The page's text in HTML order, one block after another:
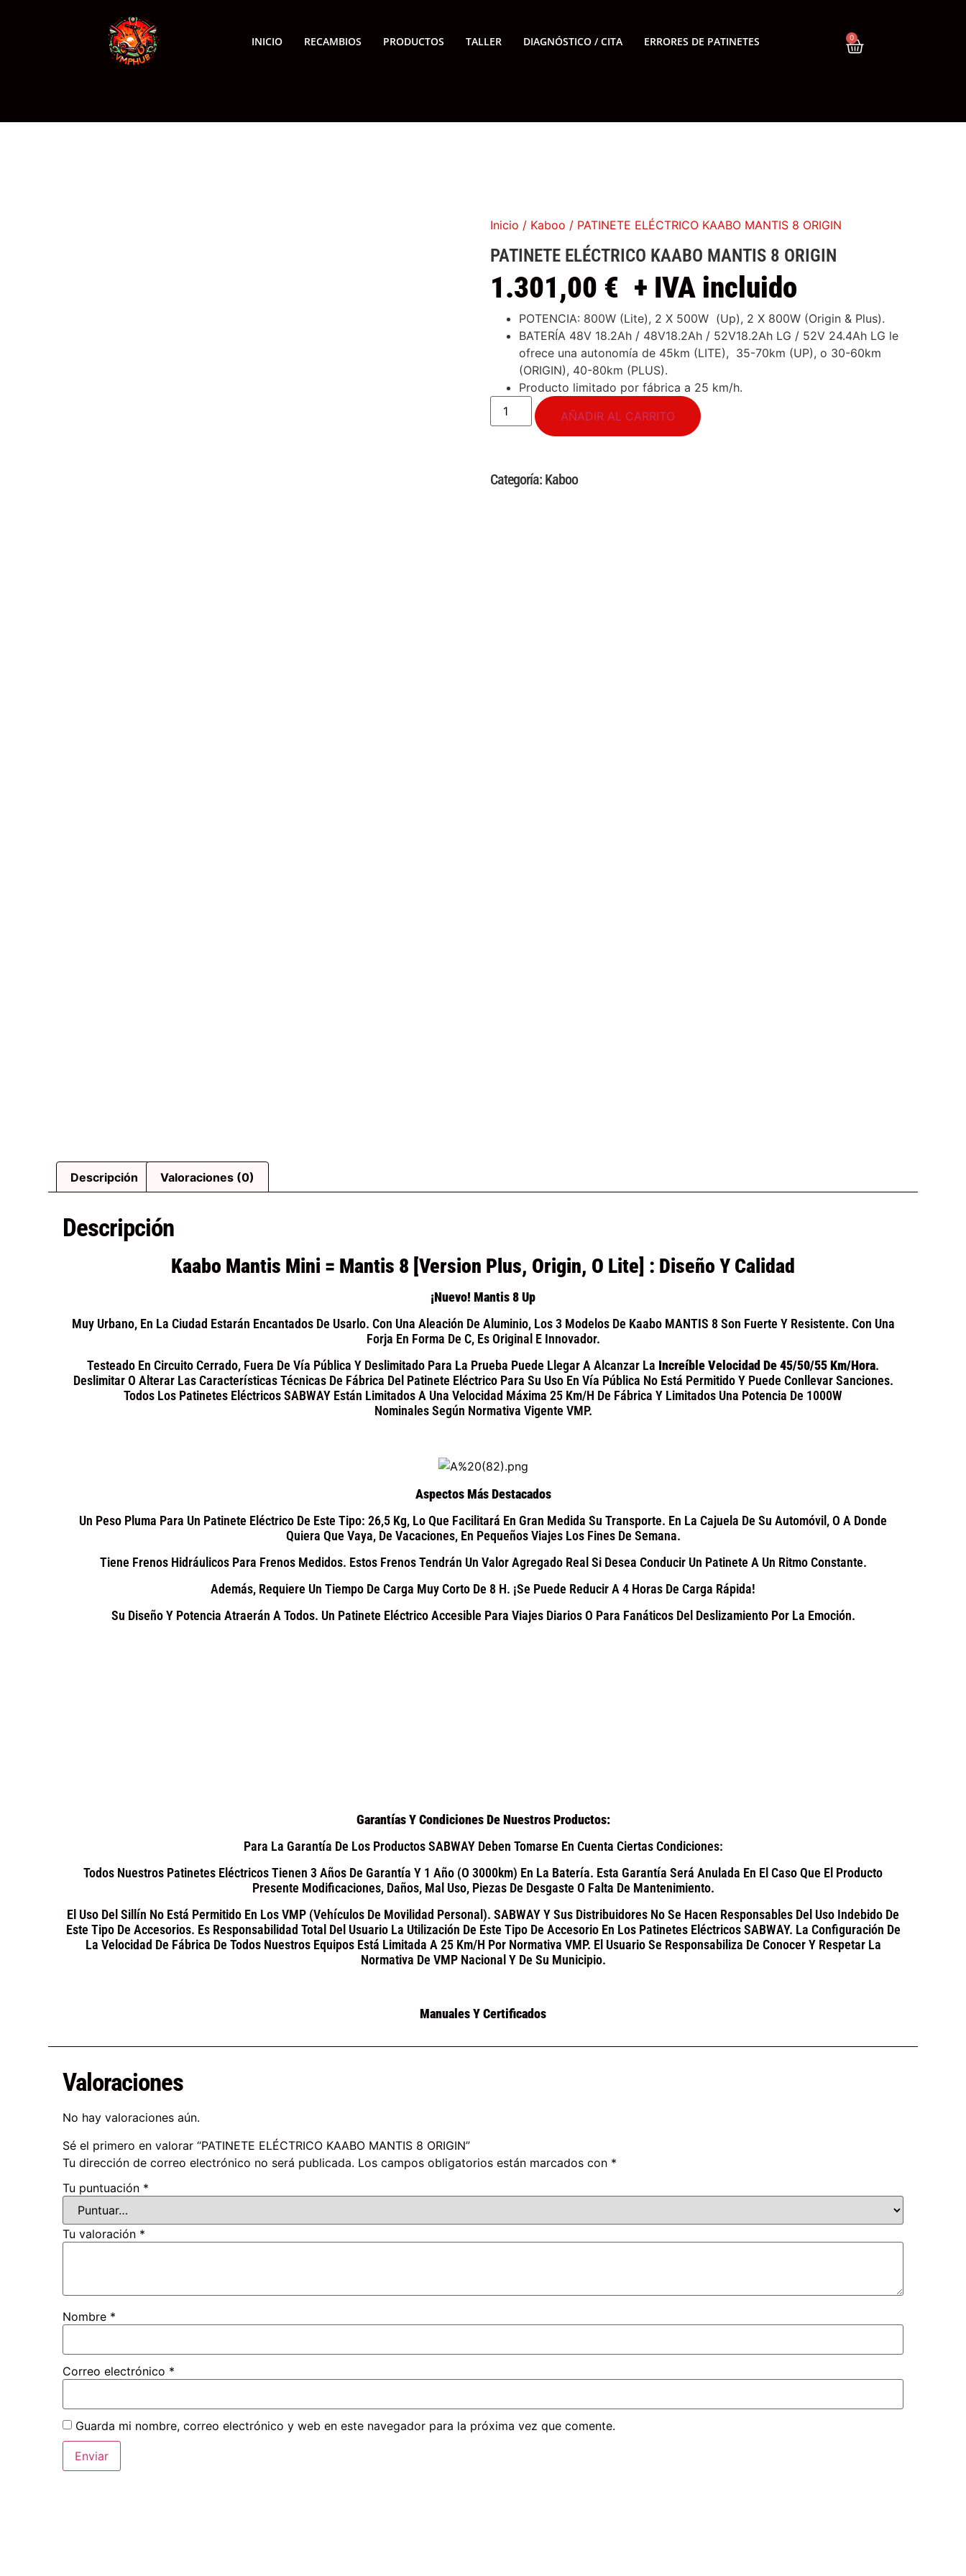
INICIO RECAMBIOS PRODUCTOS TALLER DIAGNÓSTICO / CITA ERRORES DE PATINETES 0
Inicio / Kaboo / PATINETE ELÉCTRICO KAABO MANTIS 8 ORIGIN
PATINETE ELÉCTRICO KAABO MANTIS 8 ORIGIN
1.301,00 € + IVA incluido
POTENCIA: 800W (Lite), 2 X 500W (Up), 2 X 800W (Origin & Plus).
BATERÍA 48V 18.2Ah / 48V18.2Ah / 52V18.2Ah LG / 52V 24.4Ah LG le
ofrece una autonomía de 45km (LITE), 35-70km (UP), o 30-60km
(ORIGIN), 40-80km (PLUS).
Producto limitado por fábrica a 25 km/h.
AÑADIR AL CARRITO
Categoría: Kaboo
Descripción Valoraciones (0)
Descripción
Kaabo Mantis Mini = Mantis 8 [version Plus, Origin, O Lite] : Diseño Y Calidad
¡Nuevo! Mantis 8 Up
Muy Urbano, En La Ciudad Estarán Encantados De Usarlo. Con Una Aleación De Aluminio, Los 3 Modelos De Kaabo MANTIS 8 Son Fuerte Y Resistente. Con Una
Forja En Forma De C, Es Original E Innovador.
Testeado En Circuito Cerrado, Fuera De Vía Pública Y Deslimitado Para La Prueba Puede Llegar A Alcanzar La Increíble Velocidad De 45/50/55 Km/hora.
Deslimitar O Alterar Las Características Técnicas De Fábrica Del Patinete Eléctrico Para Su Uso En Vía Pública No Está Permitido Y Puede Conllevar Sanciones.
Todos Los Patinetes Eléctricos SABWAY Están Limitados A Una Velocidad Máxima 25 Km/h De Fábrica Y Limitados Una Potencia De 1000W
Nominales Según Normativa Vigente VMP.
Aspectos Más Destacados
Un Peso Pluma Para Un Patinete Eléctrico De Este Tipo: 26,5 Kg, Lo Que Facilitará En Gran Medida Su Transporte. En La Cajuela De Su Automóvil, O A Donde
Quiera Que Vaya, De Vacaciones, En Pequeños Viajes Los Fines De Semana.
Tiene Frenos Hidráulicos Para Frenos Medidos. Estos Frenos Tendrán Un Valor Agregado Real Si Desea Conducir Un Patinete A Un Ritmo Constante.
Además, Requiere Un Tiempo De Carga Muy Corto De 8 H. ¡Se Puede Reducir A 4 Horas De Carga Rápida!
Su Diseño Y Potencia Atraerán A Todos. Un Patinete Eléctrico Accesible Para Viajes Diarios O Para Fanáticos Del Deslizamiento Por La Emoción.
Garantías Y Condiciones De Nuestros Productos:
Para La Garantía De Los Productos SABWAY Deben Tomarse En Cuenta Ciertas Condiciones:
Todos Nuestros Patinetes Eléctricos Tienen 3 Años De Garantía Y 1 Año (o 3000km) En La Batería. Esta Garantía Será Anulada En El Caso Que El Producto
Presente Modificaciones, Daños, Mal Uso, Piezas De Desgaste O Falta De Mantenimiento.
El Uso Del Sillín No Está Permitido En Los VMP (Vehículos De Movilidad Personal). SABWAY Y Sus Distribuidores No Se Hacen Responsables Del Uso Indebido De
Este Tipo De Accesorios. Es Responsabilidad Total Del Usuario La Utilización De Este Tipo De Accesorio En Los Patinetes Eléctricos SABWAY. La Configuración De
La Velocidad De Fábrica De Todos Nuestros Equipos Está Limitada A 25 Km/h Por Normativa VMP. El Usuario Se Responsabiliza De Conocer Y Respetar La
Normativa De VMP Nacional Y De Su Municipio.
Manuales Y Certificados
Valoraciones
No hay valoraciones aún.
Sé el primero en valorar “PATINETE ELÉCTRICO KAABO MANTIS 8 ORIGIN”
Tu dirección de correo electrónico no será publicada. Los campos obligatorios están marcados con *
Tu puntuación *
Tu valoración *
Nombre *
Correo electrónico *
Guarda mi nombre, correo electrónico y web en este navegador para la próxima vez que comente.